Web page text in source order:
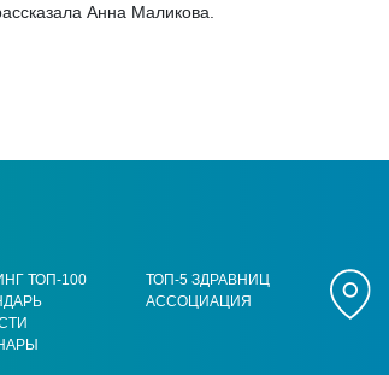
Анна Маликова.
ТОП-100
ТОП-5 ЗДРАВНИЦ
АССОЦИАЦИЯ